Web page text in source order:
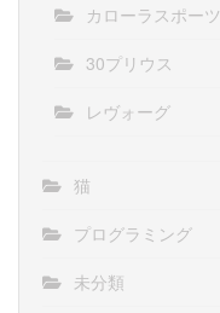
カローラスポーツ
30プリウス
レヴォーグ
猫
プログラミング
未分類